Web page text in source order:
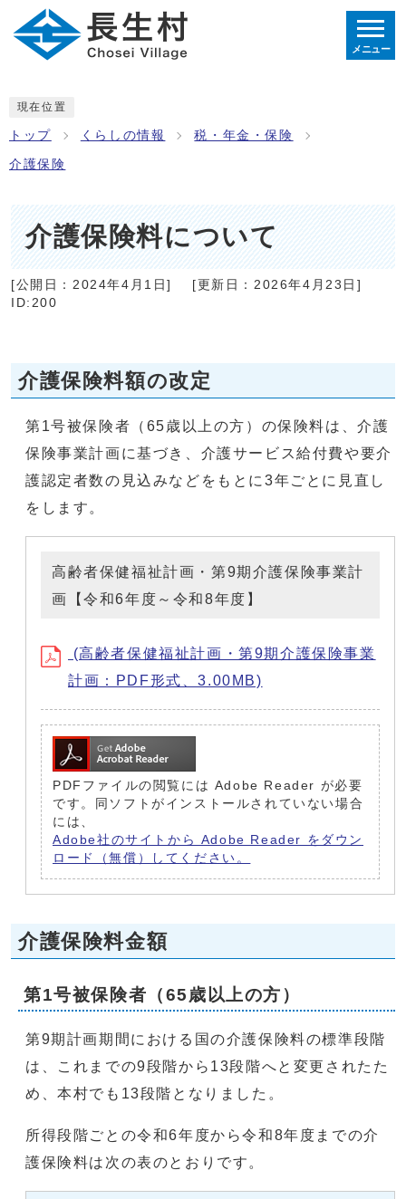
メニュー
現在位置
トップ くらしの情報 税・年金・保険
介護保険
介護保険料について
[公開日： 2024年4月1日] [更新日：2026年4月23日]
ID:200
介護保険料額の改定
第1号被保険者（65歳以上の方）の保険料は、介護
保険事業計画に基づき、介護サービス給付費や要介
護認定者数の見込みなどをもとに3年ごとに見直し
をします。
高齢者保健福祉計画・第9期介護保険事業計
画【令和6年度～令和8年度】
(高齢者保健福祉計画・第9期介護保険事業
計画：PDF形式、3.00MB)
PDFファイルの閲覧には Adobe Reader が必要
です。同ソフトがインストールされていない場合
には、
Adobe社のサイトから Adobe Reader をダウン
ロード（無償）してください。
介護保険料金額
第1号被保険者（65歳以上の方）
第9期計画期間における国の介護保険料の標準段階
は、これまでの9段階から13段階へと変更されたた
め、本村でも13段階となりました。
所得段階ごとの令和6年度から令和8年度までの介
護保険料は次の表のとおりです。